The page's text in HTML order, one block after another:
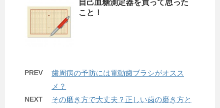
自己血糖測定器を買って思った
こと！
PREV
歯周病の予防には電動歯ブラシがオスス
メ？
NEXT
その磨き方で大丈夫？正しい歯の磨き方と